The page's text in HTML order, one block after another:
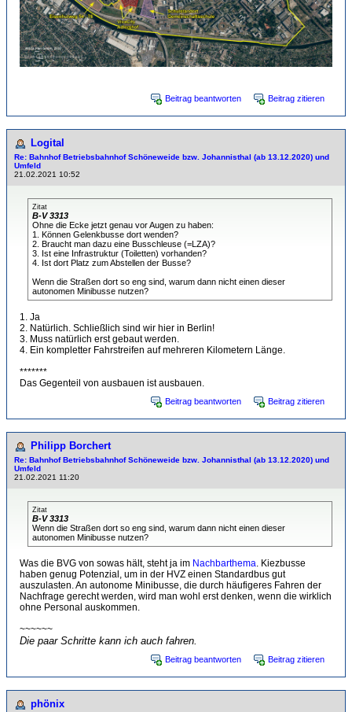
Beitrag beantworten Beitrag zitieren
Logital
Re: Bahnhof Betriebsbahnhof Schöneweide bzw. Johannisthal (ab 13.12.2020) und
Umfeld
21.02.2021 10:52
Zitat
B-V 3313
Ohne die Ecke jetzt genau vor Augen zu haben:
1. Können Gelenkbusse dort wenden?
2. Braucht man dazu eine Busschleuse (=LZA)?
3. Ist eine Infrastruktur (Toiletten) vorhanden?
4. Ist dort Platz zum Abstellen der Busse?
Wenn die Straßen dort so eng sind, warum dann nicht einen dieser
autonomen Minibusse nutzen?
1. Ja
2. Natürlich. Schließlich sind wir hier in Berlin!
3. Muss natürlich erst gebaut werden.
4. Ein kompletter Fahrstreifen auf mehreren Kilometern Länge.
*******
Das Gegenteil von ausbauen ist ausbauen.
Beitrag beantworten Beitrag zitieren
Philipp Borchert
Re: Bahnhof Betriebsbahnhof Schöneweide bzw. Johannisthal (ab 13.12.2020) und
Umfeld
21.02.2021 11:20
Zitat
B-V 3313
Wenn die Straßen dort so eng sind, warum dann nicht einen dieser
autonomen Minibusse nutzen?
Was die BVG von sowas hält, steht ja im Nachbarthema . Kiezbusse
haben genug Potenzial, um in der HVZ einen Standardbus gut
auszulasten. An autonome Minibusse, die durch häufigeres Fahren der
Nachfrage gerecht werden, wird man wohl erst denken, wenn die wirklich
ohne Personal auskommen.
~~~~~~
Die paar Schritte kann ich auch fahren.
Beitrag beantworten Beitrag zitieren
phönix